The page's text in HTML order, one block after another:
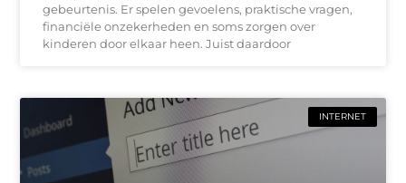
gebeurtenis. Er spelen gevoelens, praktische vragen,
financiële onzekerheden en soms zorgen over
kinderen door elkaar heen. Juist daardoor
INTERNET